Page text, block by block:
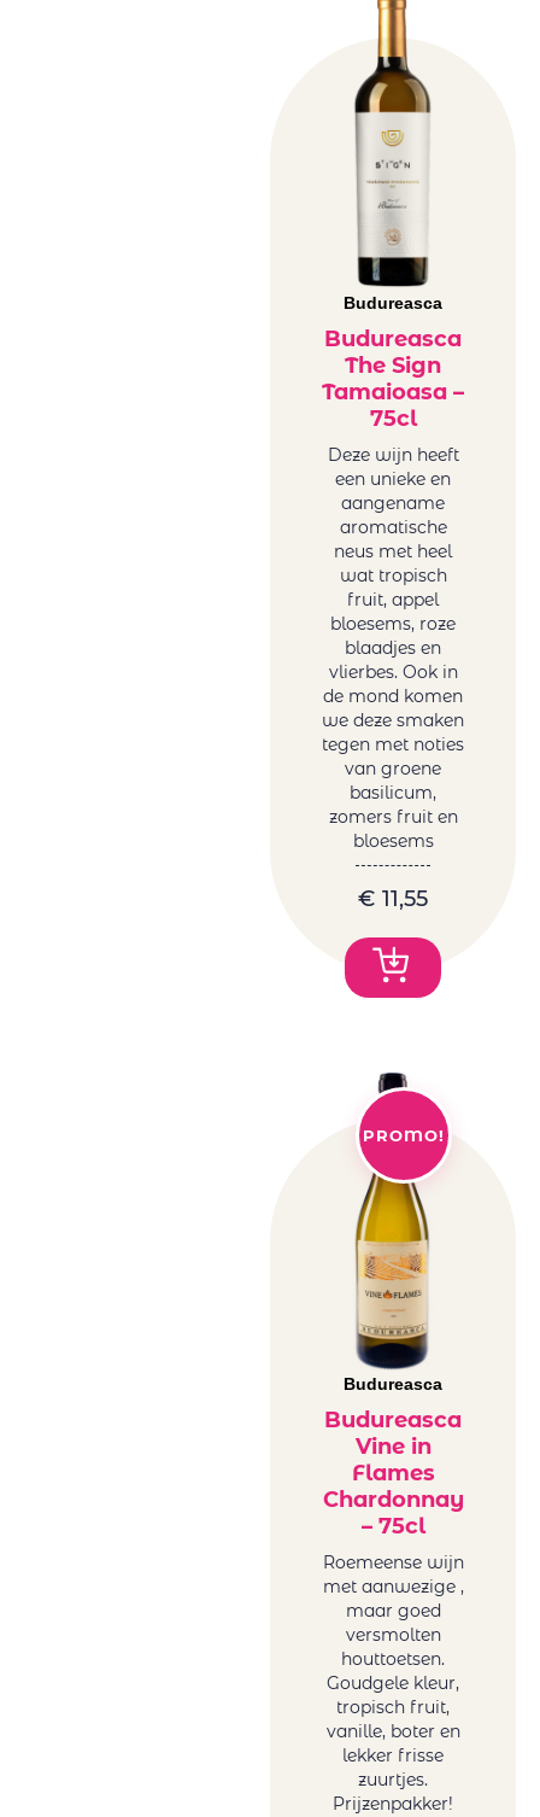
Budureasca
Budureasca
The Sign
Tamaioasa –
75cl
Deze wijn heeft
een unieke en
aangename
aromatische
neus met heel
wat tropisch
fruit, appel
bloesems, roze
blaadjes en
vlierbes. Ook in
de mond komen
we deze smaken
tegen met noties
van groene
basilicum,
zomers fruit en
bloesems
€ 11,55
PROMO!
Budureasca
Budureasca
Vine in
Flames
Chardonnay
– 75cl
Roemeense wijn
met aanwezige ,
maar goed
versmolten
houttoetsen.
Goudgele kleur,
tropisch fruit,
vanille, boter en
lekker frisse
zuurtjes.
Prijzenpakker!